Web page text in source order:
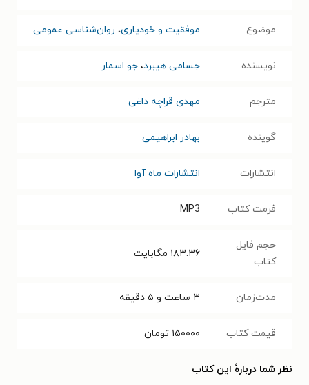
موضوع موفقیت و خودیاری، روان‌شناسی عمومی
نویسنده جسامی هیبرد، جو اسمار
مترجم مهدی قراچه داغی
گوینده بهادر ابراهیمی
انتشارات انتشارات ماه آوا
فرمت کتاب MP3
حجم فایل
کتاب
۱۸۳.۳۶ مگابایت
مدت‌زمان ۳ ساعت و ۵ دقیقه
قیمت کتاب ۱۵۰۰۰۰ تومان
نظر شما دربارهٔ این کتاب